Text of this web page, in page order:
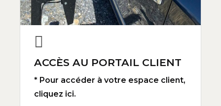
ACCÈS AU PORTAIL CLIENT
* Pour accéder à votre espace client,
cliquez ici.